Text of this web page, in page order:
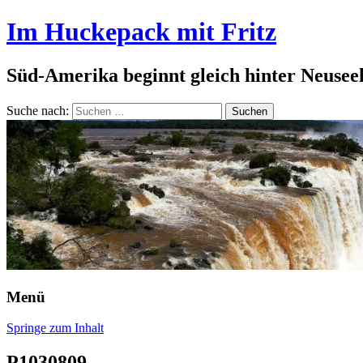
Im Huckepack mit Fritz
Süd-Amerika beginnt gleich hinter
Suche nach:
Menü
Springe zum Inhalt